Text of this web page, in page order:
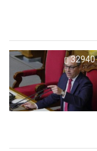
32940